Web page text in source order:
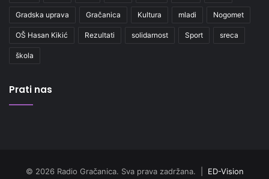
Gradska uprava Gračanica Kultura mladi Nogomet
OŠ Hasan Kikić Rezultati solidarnost Sport sreca
škola
Prati nas
© 2026 Radio Gračanica. Sva prava zadržana. | ED-Vision